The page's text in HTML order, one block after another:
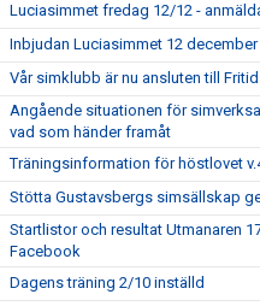
Luciasimmet fredag 12/12 -
Inbjudan Luciasimmet 12 december
Vår simklubb är nu ansluten till
Angående situationen för
vad som händer framåt
Träningsinformation för höstlovet
Stötta Gustavsbergs simsällskap
Startlistor och resultat Utmanaren
Facebook
Dagens träning 2/10 inställd